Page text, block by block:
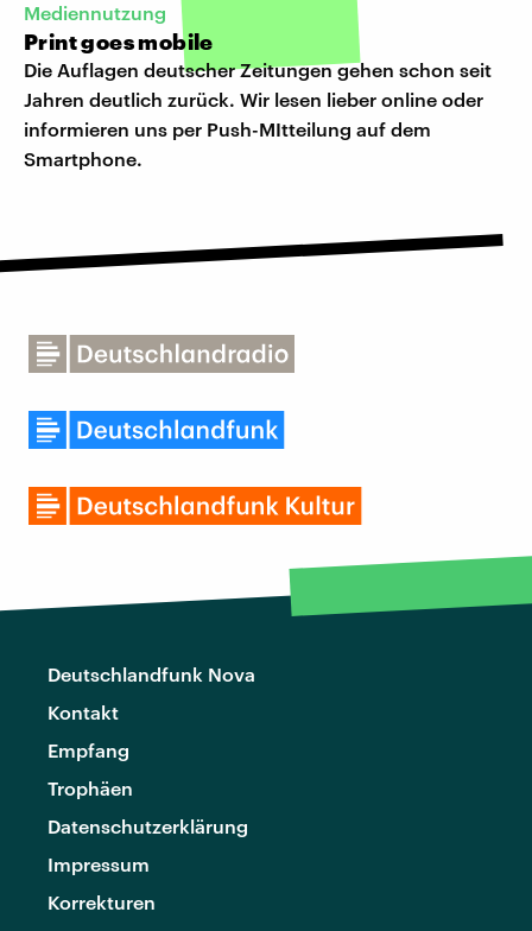
Mediennutzung
Print goes mobile
Die Auflagen deutscher Zeitungen gehen schon seit
Jahren deutlich zurück. Wir lesen lieber online oder
informieren uns per Push-MItteilung auf dem
Smartphone.
Deutschlandfunk Nova
Kontakt
Empfang
Trophäen
Datenschutzerklärung
Impressum
Korrekturen